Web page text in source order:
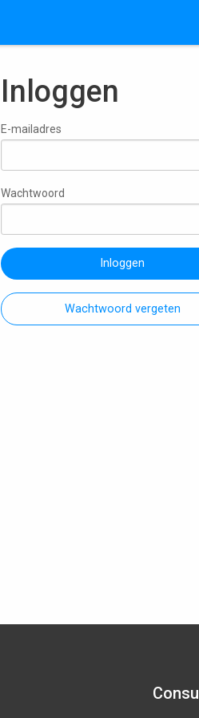
Inloggen
E-mailadres
Wachtwoord
Inloggen
Wachtwoord vergeten